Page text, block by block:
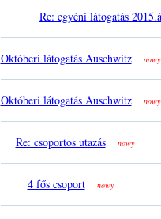
Re: egyéni látogatás
Októberi látogatás Auschwitz nowy
Októberi látogatás Auschwitz nowy
Re: csoportos utazás nowy
4 fős csoport nowy